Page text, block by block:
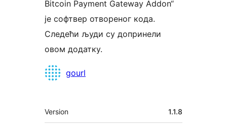
Bitcoin Payment Gateway Addon“
је софтвер отвореног кода.
Следећи људи су допринели
овом додатку.
Сарадници
gourl
Мета
Version 1.1.8